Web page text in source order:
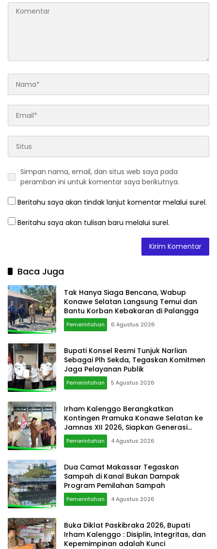
Simpan nama, email, dan situs web saya pada
peramban ini untuk komentar saya berikutnya.
Beritahu saya akan tindak lanjut komentar melalui surel.
Beritahu saya akan tulisan baru melalui surel.
Baca Juga
Tak Hanya Siaga Bencana, Wabup
Konawe Selatan Langsung Temui dan
Bantu Korban Kebakaran di Palangga
Pemerintahan 6 Agustus 2026
Bupati Konsel Resmi Tunjuk Narlian
Sebagai Plh Sekda, Tegaskan Komitmen
Jaga Pelayanan Publik
Pemerintahan 5 Agustus 2026
Irham Kalenggo Berangkatkan
Kontingen Pramuka Konawe Selatan ke
Jamnas XII 2026, Siapkan Generasi
Berkarkter di Kancah Nasional
Pemerintahan 4 Agustus 2026
Dua Camat Makassar Tegaskan
Sampah di Kanal Bukan Dampak
Program Pemilahan Sampah
Pemerintahan 4 Agustus 2026
Buka Diklat Paskibraka 2026, Bupati
Irham Kalenggo : Disiplin, Integritas, dan
Kepemimpinan adalah Kunci